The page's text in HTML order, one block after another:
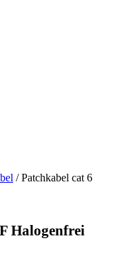
/ Patchkabel cat 6
Halogenfrei